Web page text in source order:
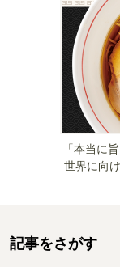
「本当に
世界に向
記事をさがす